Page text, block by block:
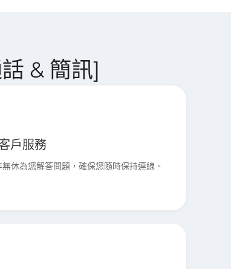
& 簡訊]
戶服務
休為您解答問題，確保您隨時保持連線。